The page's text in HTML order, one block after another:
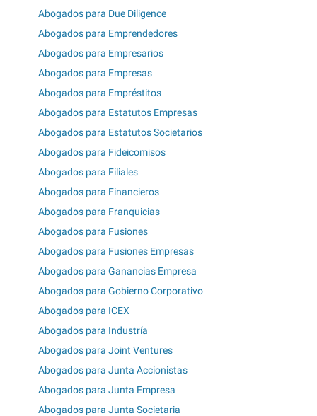
Abogados para Due Diligence
Abogados para Emprendedores
Abogados para Empresarios
Abogados para Empresas
Abogados para Empréstitos
Abogados para Estatutos Empresas
Abogados para Estatutos Societarios
Abogados para Fideicomisos
Abogados para Filiales
Abogados para Financieros
Abogados para Franquicias
Abogados para Fusiones
Abogados para Fusiones Empresas
Abogados para Ganancias Empresa
Abogados para Gobierno Corporativo
Abogados para ICEX
Abogados para Industría
Abogados para Joint Ventures
Abogados para Junta Accionistas
Abogados para Junta Empresa
Abogados para Junta Societaria